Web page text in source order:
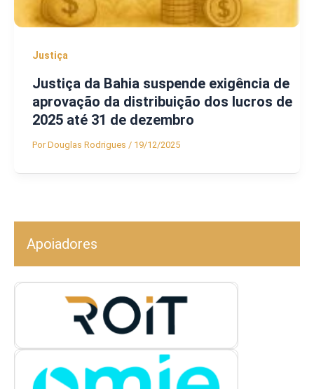
Justiça
Justiça da Bahia suspende exigência de
aprovação da distribuição dos lucros de
2025 até 31 de dezembro
PorDouglas Rodrigues / 19/12/2025
Apoiadores